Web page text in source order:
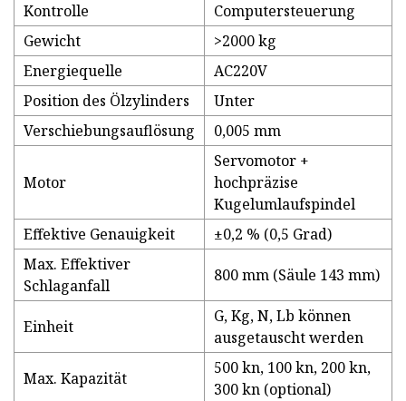
Kontrolle
Computersteuerung
Gewicht
>2000 kg
Energiequelle
AC220V
Position des Ölzylinders
Unter
Verschiebungsauflösung
0,005 mm
Motor
Servomotor +
hochpräzise
Kugelumlaufspindel
Effektive Genauigkeit
±0,2 % (0,5 Grad)
Max. Effektiver
Schlaganfall
800 mm (Säule 143 mm)
Einheit
G, Kg, N, Lb können
ausgetauscht werden
Max. Kapazität
500 kn, 100 kn, 200 kn,
300 kn (optional)